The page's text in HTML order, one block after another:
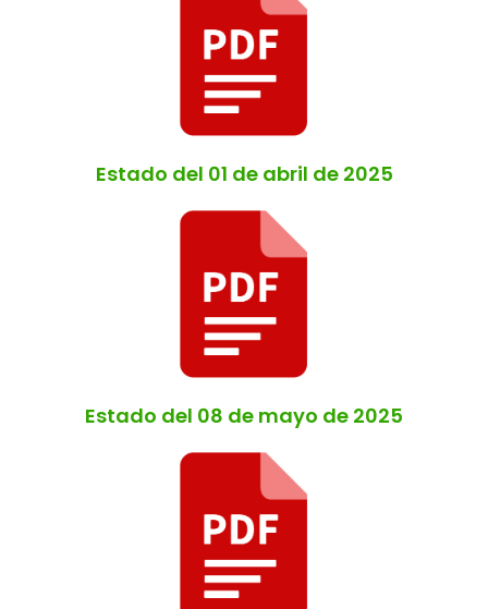
Estado del 01 de abril de 2025
Estado del 08 de mayo de 2025